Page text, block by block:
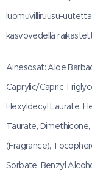
luomuvilliruusu-
kasvovedellä
Ainesosat: Aloe
Caprylic/Capric
Hexyldecyl Laurate,
Taurate,
(Fragrance),
Sorbate, Benzyl